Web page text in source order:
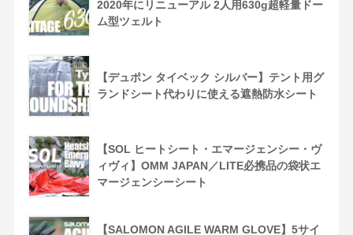
2020年にリニューアル 2人用630g超軽量ドー
ム型ツェルト
【デュポン タイベック シルバー】テント用グ
ランドシート代わりに使える遮熱防水シート
【SOL ヒートシート・エマージェンシー・ヴ
ィヴィ】OMM JAPAN／LITE必携品の袋状エ
マージェンシーシート
【SALOMON AGILE WARM GLOVE】5サイ